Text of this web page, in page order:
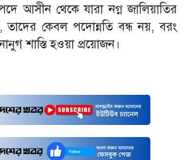
আসীন থেকে যারা নগ্ন জালিয়াতির
তাদের কেবল পদোন্নতি বন্ধ নয়, বরং
শাস্তি হওয়া প্রয়োজন।